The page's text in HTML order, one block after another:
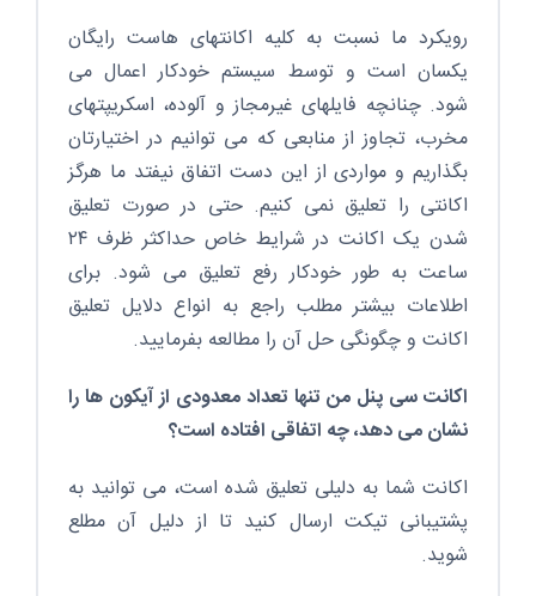
رویکرد ما نسبت به کلیه اکانتهای هاست رایگان
یکسان است و توسط سیستم خودکار اعمال می
شود. چنانچه فایلهای غیرمجاز و آلوده، اسکریپتهای
مخرب، تجاوز از منابعی که می توانیم در اختیارتان
بگذاریم و مواردی از این دست اتفاق نیفتد ما هرگز
اکانتی را تعلیق نمی کنیم. حتی در صورت تعلیق
شدن یک اکانت در شرایط خاص حداکثر ظرف ۲۴
ساعت به طور خودکار رفع تعلیق می شود. برای
اطلاعات بیشتر مطلب راجع به انواع دلایل تعلیق
اکانت و چگونگی حل آن را مطالعه بفرمایید.
اکانت سی پنل من تنها تعداد معدودی از آیکون ها را
نشان می دهد، چه اتفاقی افتاده است؟
اکانت شما به دلیلی تعلیق شده است، می توانید به
پشتیبانی تیکت ارسال کنید تا از دلیل آن مطلع
شوید.